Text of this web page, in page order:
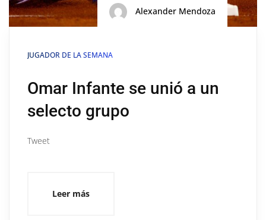
Alexander Mendoza
JUGADOR DE LA SEMANA
Omar Infante se unió a un
selecto grupo
Tweet
Leer más